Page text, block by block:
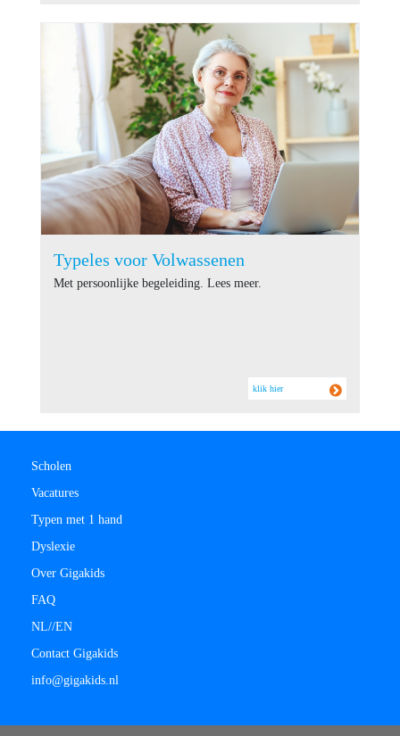
Typeles voor Volwassenen
Met persoonlijke begeleiding. Lees meer.
klik hier
Scholen
Vacatures
Typen met 1 hand
Dyslexie
Over Gigakids
FAQ
NL//EN
Contact Gigakids
info@gigakids.nl